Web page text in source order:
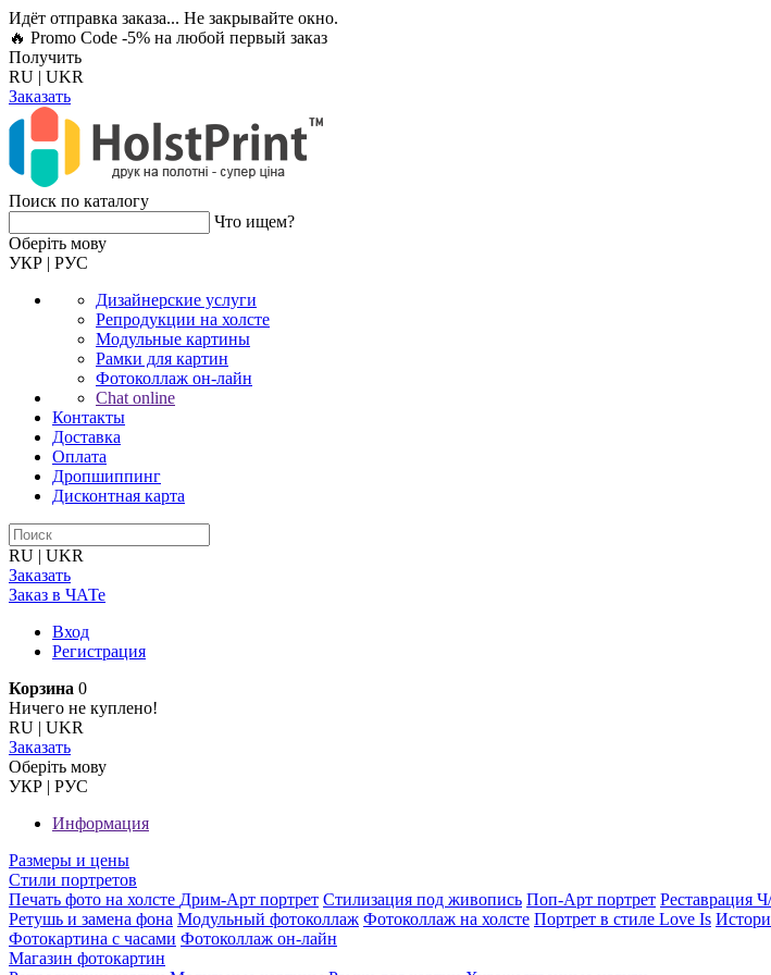
Идёт отправка заказа... Не закрывайте окно.
🔥 Promo Code -5% на любой первый заказ
Получить
RU | UKR
Заказать
Поиск по каталогу
Что ищем?
Оберiть мову
УКР | РУС
Дизайнерские услуги
Репродукции на холсте
Модульные картины
Рамки для картин
Фотоколлаж он-лайн
Chat online
Контакты
Доставка
Оплата
Дропшиппинг
Дисконтная карта
RU | UKR
Заказать
Заказ в ЧАТе
Вход
Регистрация
Корзина 0
Ничего не куплено!
RU | UKR
Заказать
Оберiть мову
УКР | РУС
Информация
Размеры и цены
Стили портретов
Печать фото на холсте Дрим-Арт портрет Стилизация под живопись Поп-Арт портрет Реставрация
Ретушь и замена фона Модульный фотоколлаж Фотоколлаж на холсте Портрет в стиле Love Is
Фотокартина с часами Фотоколлаж он-лайн
Магазин фотокартин